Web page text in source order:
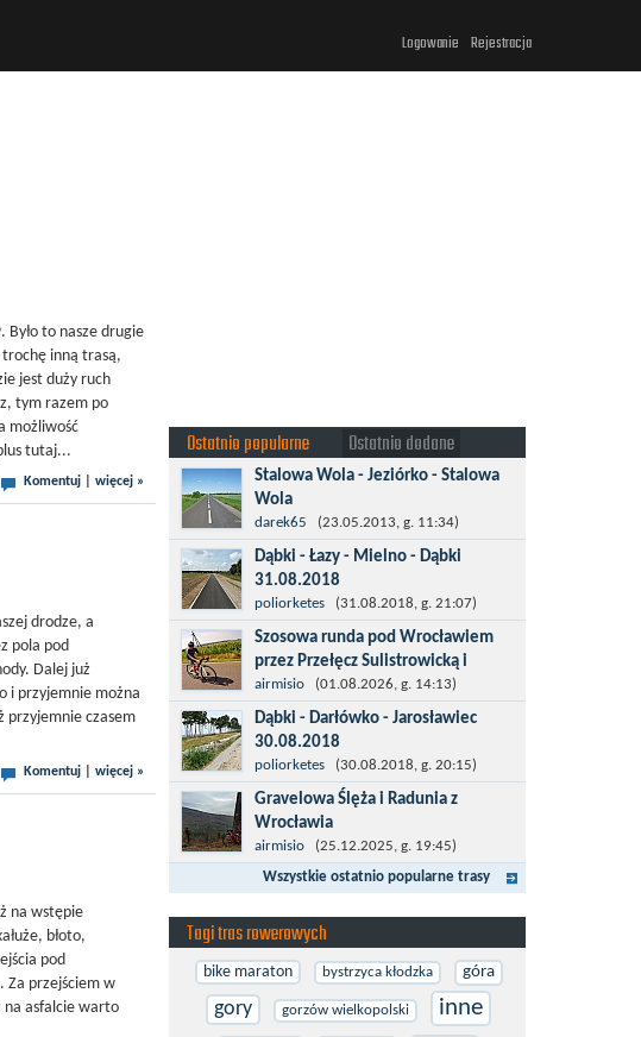
Logowanie Rejestracja
Było to nasze drugie
inną trasą,
jest duży ruch
tym razem po
możliwość
tutaj...
Komentuj więcej »
drodze, a
pola pod
Dalej już
i przyjemnie można
przyjemnie czasem
Komentuj więcej »
na wstępie
błoto,
pod
Za przejściem w
na asfalcie warto
Ostatnio popularne Ostatnio dodane
Stalowa Wola - Jeziórko - Stalowa
Wola
Taki krotki wypad troszeczkę po lesie
więcej po asfalcie , do wsi której już nie
ma , kopalni siarki również nie ma , a ci
co pamiętają okres...
darek65 (23.05.2013, g. 11:34)
Dąbki - Łazy - Mielno - Dąbki
31.08.2018
Trasa do Łaz niemal w całości prowadzi
przez nową, asfaltową ścieżkę
rowerową (od Dąbek do Iwięcina
wzdłuż drogi 203). Niestety jest to
trasa nie...
poliorketes (31.08.2018, g. 21:07)
Szosowa runda pod Wrocławiem
przez Przełęcz Sulistrowicką i
Mietków
Łatwa, szosowa runda pod
Wrocławiem, raczej płaska z jednym
małym podjazdem na Przełęcz
Sulistrowicką od strony Olesznej. To
trasa idealna na...
airmisio (01.08.2026, g. 14:13)
Dąbki - Darłówko - Jarosławiec
30.08.2018
Start w Dąbkach, dalej do Darłowa
nową ścieżką rowerową (niekiedy
pieszo-rowerową), gdzie na pierwszym
rondzie zjazd w stronę Darłówka
Zachodniego....
poliorketes (30.08.2018, g. 20:15)
Gravelowa Ślęża i Radunia z
Wrocławia
Trasa rowerowa z Wrocławia na
Masyw Ślęży to idealna opcja na rower
przełajowy (lub gravelowy). Zimą, kiedy
nie ma śniegu, a temperatura jest...
airmisio (25.12.2025, g. 19:45)
Wszystkie ostatnio popularne trasy
Tagi tras rowerowych
bike maraton bystrzyca kłodzka góra
gory gorzów wielkopolski inne